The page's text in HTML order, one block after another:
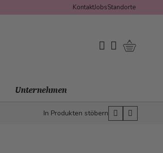
KontaktJobsStandorte
My Wishlist
Mein Konto
Unternehmen
In Produkten stöbern